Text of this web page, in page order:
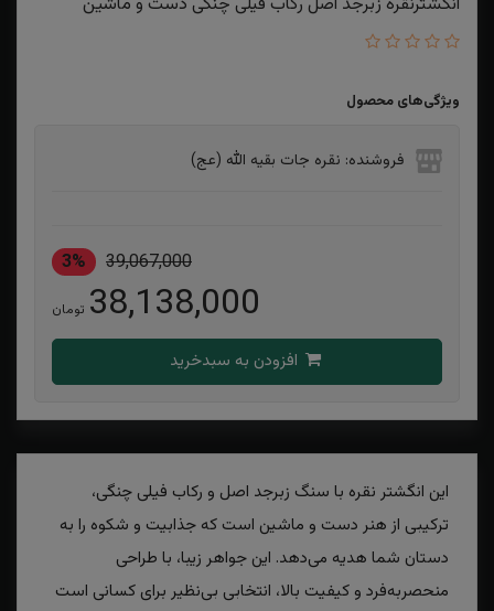
ویژگی‌های محصول
فروشنده: نقره جات بقیه الله (عج)
39,067,000
3%
38,138,000 تومان
این انگشتر نقره با سنگ زبرجد اصل و رکاب فیلی چنگی،
ترکیبی از هنر دست و ماشین است که جذابیت و شکوه را به
دستان شما هدیه می‌دهد. این جواهر زیبا، با طراحی
منحصر‌به‌فرد و کیفیت بالا، انتخابی بی‌نظیر برای کسانی است